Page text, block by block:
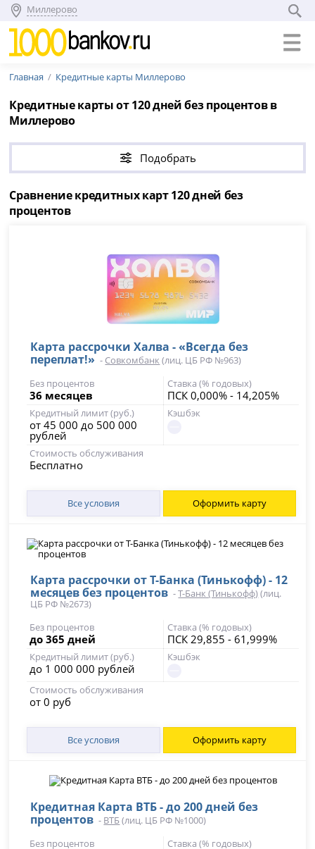
Миллерово
Главная Кредитные карты Миллерово
Кредитные карты от 120 дней без процентов в
Миллерово
Подобрать
Сравнение кредитных карт 120 дней без
процентов
Карта рассрочки Халва - «Всегда без
переплат!» - Совкомбанк (лиц. ЦБ РФ №963)
Без процентов
36 месяцев
Ставка (% годовых)
ПСК 0,000% - 14,205%
Кредитный лимит (руб.)
от 45 000 до 500 000
рублей
Кэшбэк
Стоимость обслуживания
Бесплатно
Все условия Оформить карту
Карта рассрочки от Т-Банка (Тинькофф) - 12
месяцев без процентов -Т-Банк (Тинькофф)(лиц.
ЦБ РФ №2673)
Без процентов
до 365 дней
Ставка (% годовых)
ПСК 29,855 - 61,999%
Кредитный лимит (руб.)
до 1 000 000 рублей
Кэшбэк
Стоимость обслуживания
от 0 руб
Все условия Оформить карту
Кредитная Карта ВТБ - до 200 дней без
процентов - ВТБ(лиц. ЦБ РФ №1000)
Без процентов
Ставка (% годовых)